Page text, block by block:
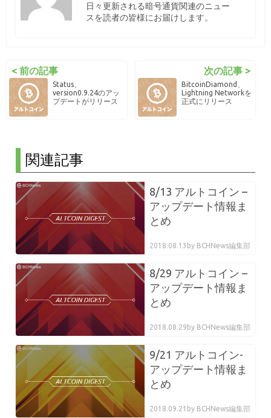
日々更新される暗号通貨関連のニュー
スを読者の皆様にお届けします。
< 前の記事
Status、
version0.9.24のアッ
プデートがリリース
次の記事 >
BitcoinDiamond、
Lightning Networkを
正式にリリース
関連記事
8/13 アルトコイン –
アップデート情報ま
とめ
2018.08.13 by BCHNews編集部
8/29 アルトコイン –
アップデート情報ま
とめ
2018.08.29 by BCHNews編集部
9/21 アルトコイン-
アップデート情報ま
とめ
2018.09.21 by BCHNews編集部